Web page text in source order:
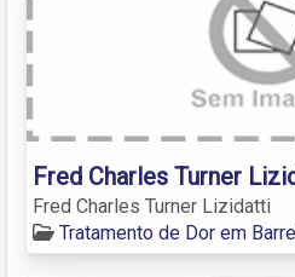
Fred Charles Turner
Fred Charles Turner Lizidatti
Tratamento de Dor em